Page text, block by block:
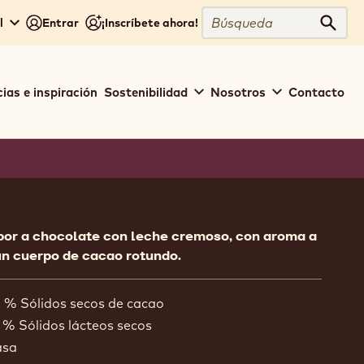
Entrar ¡Inscríbete ahora!
Búsqueda
e inspiración Sostenibilidad Nosotros Contacto
a chocolate con leche cremoso, con aroma a
cuerpo de cacao rotundo.
% Sólidos secos de cacao
Sólidos lácteos secos